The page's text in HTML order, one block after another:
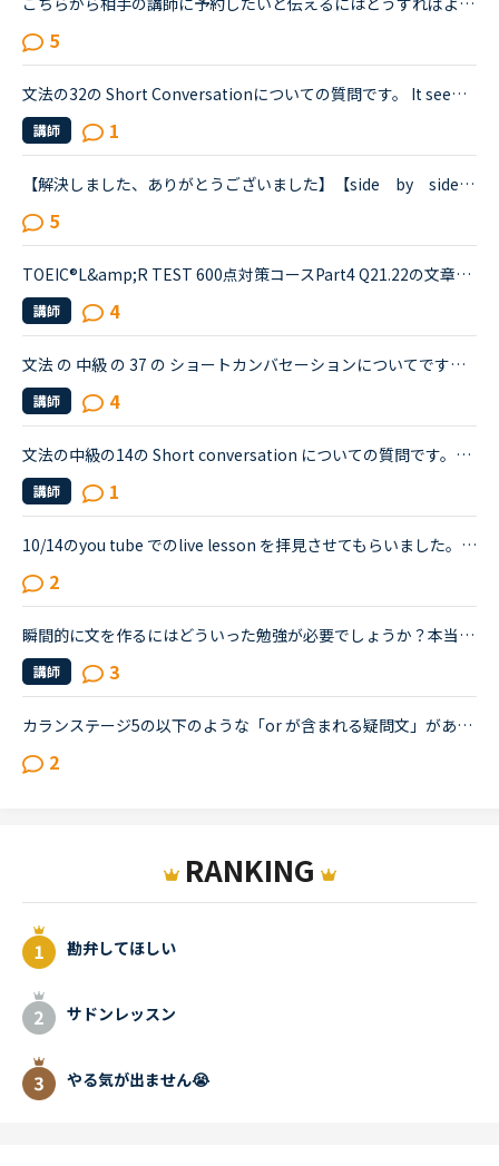
5
文法の32の Short Conversationについての質問です。 It seems like Daniel and Olivia are distracted by the street noises this evening.Olivia What's the matter? You are thinking about something, aren't...
講師 1
【解決しました、ありがとうございました】【side by side ４より】すみません、感覚として全然分からない文章が出てきたのでどなたか教えていただけないでしょうか？レッスン中にも質問しましたが、英語での...
5
TOEIC®️L&amp;R TEST 600点対策コースPart4 Q21.22の文章でわからないことがあります。文章は以下の通りです。When you move, you should try to tell banks and credit card companies your new address at leas...
講師 4
文法 の 中級 の 37 の ショートカンバセーションについてですが、 （すみません 文字数の関係で全部コピーできませんでした。💦）Emily Anyway, how was the family dinner last night?Layla It was a disaste...
講師 4
文法の中級の14の Short conversation についての質問です。Layla and David are having a conversation about the incident.David : Have you heard about the incident that happened the other night?Layla : ...
講師 1
10/14のyou tube でのlive lesson を拝見させてもらいました。lesson 終了後の視聴者のリクエストに講師が答えていた時、勘違いかもしれませんが、when you have time,what are you doing？ の質問に対し首をひね...
2
瞬間的に文を作るにはどういった勉強が必要でしょうか？本当に初心者からNCを始めて4ヶ月目ですが、文の読解は以前より格段に上がり読みながら中学生程度のものなら理解できるようになってきました。しかし、文を...
講師 3
カランステージ5の以下のような「or が含まれる疑問文」があります。どういう場合にYes/Noがいるのかいらないのかをご存知の方がいらしたら教えてください。Do you think A or Bの場合は、Yes/No は不要と思った...
2
RANKING
勘弁してほしい
サドンレッスン
やる気が出ません😭